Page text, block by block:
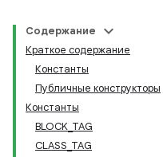
Содержание
Краткое содержание
Константы
Публичные конструкторы
Константы
BLOCK_TAG
CLASS_TAG